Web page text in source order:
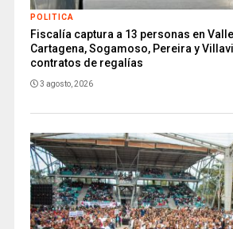
POLITICA
Fiscalía captura a 13 personas en
Cartagena, Sogamoso, Pereira y
contratos de regalías
3 agosto, 2026